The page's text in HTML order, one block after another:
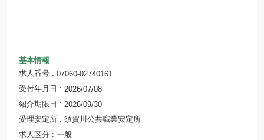
基本情報
求人番号
07060-02740161
受付年月日
2026/07/08
紹介期限日
2026/09/30
受理安定所
須賀川公共職業安定所
求人区分
一般